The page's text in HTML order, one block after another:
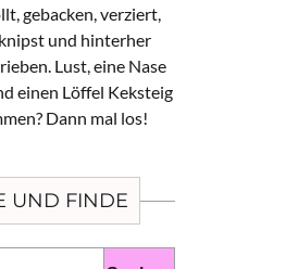
gebacken, verziert,
und hinterher
Lust, eine Nase
einen Löffel Keksteig
Dann mal los!
UND FINDE